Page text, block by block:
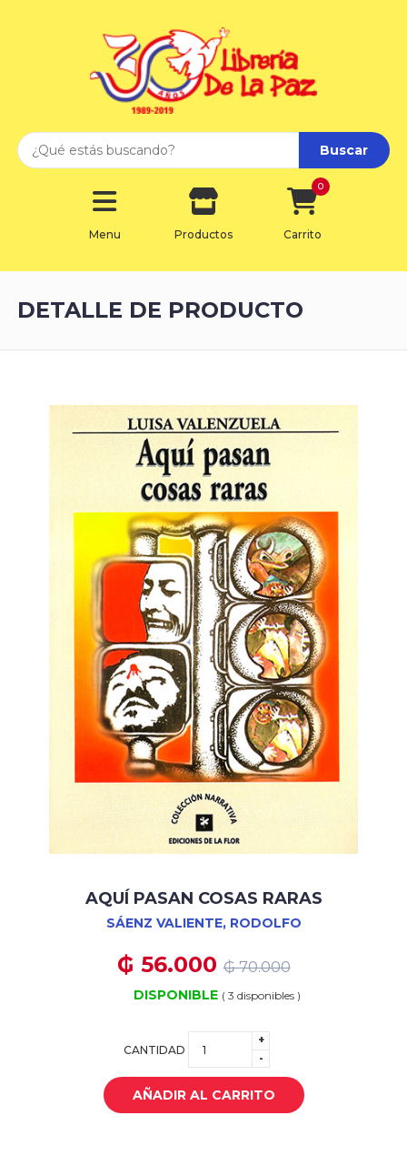
Buscar
Menu Productos Carrito
0
DETALLE DE PRODUCTO
AQUÍ PASAN COSAS RARAS
SÁENZ VALIENTE, RODOLFO
₲ 56.000₲ 70.000
DISPONIBLE ( 3 disponibles )
CANTIDAD
+
-
AÑADIR AL CARRITO